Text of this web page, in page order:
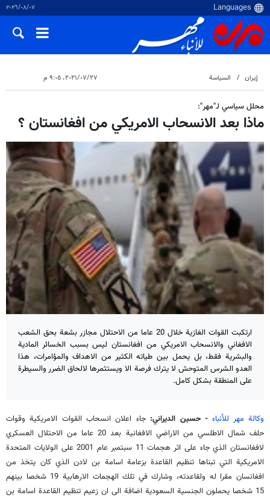
٠٧‏/٠٨‏/٢٠٢٦
إيران السياسة ٢٧‏/٠٧‏/٢٠٢١، ٩:٠٥ م
محلل سياسي لـ"مهر":
ماذا بعد الانسحاب الامريكي من افغانستان ؟
ارتكبت القوات الغازية خلال 20 عاما من الاحتلال مجازر بشعة بحق الشعب
الافغاني والانسحاب الامريكي من افغانستان ليس بسبب الخسائر المادية
والبشرية فقط، بل يحمل بين طياته الكثير من الاهداف والمؤامرات، هذا
العدو الشرس المتوحش لا يترك فرصة الا ويستثمرها لالحاق الضرر والسيطرة
على المنطقة بشكل كامل.
وكالة مهر للأنباء - حسين الديراني: جاء اعلان انسحاب القوات الامريكية وقوات
حلف شمال الاطلسي من الاراضي الافغانية بعد 20 عاما من الاحتلال العسكري
لافغانستان الذي جاء على اثر هجمات 11 سبتمبر عام 2001 على الولايات المتحدة
الامريكية التي تبناها تنظيم القاعدة بزعامة اسامة بن لادن الذي كان يتخذ من
افغانسان مقرا له ولقاعدته، وشارك في تلك الهجمات الارهابية 19 شخصا بينهم
15 شخصا يحملون الجنسية السعودية اضافة الى ان زعيم تنظيم القاعدة اسامة بن